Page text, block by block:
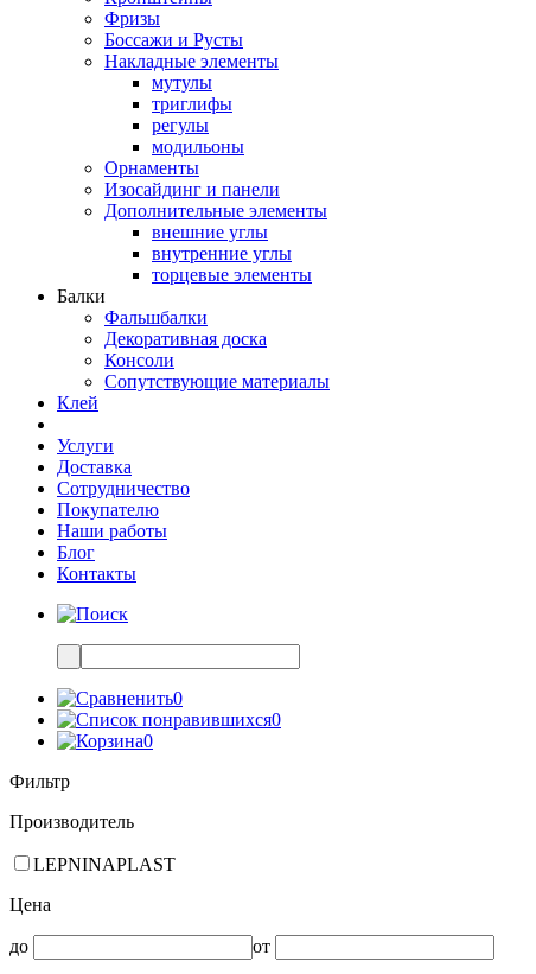
Фризы
Боссажи и Русты
Накладные элементы
мутулы
триглифы
регулы
модильоны
Орнаменты
Изосайдинг и панели
Дополнительные элементы
внешние углы
внутренние углы
торцевые элементы
Балки
Фальшбалки
Декоративная доска
Консоли
Сопутствующие материалы
Клей
Услуги
Доставка
Сотрудничество
Покупателю
Наши работы
Блог
Контакты
0
0
0
Фильтр
Производитель
LEPNINAPLAST
Цена
до от